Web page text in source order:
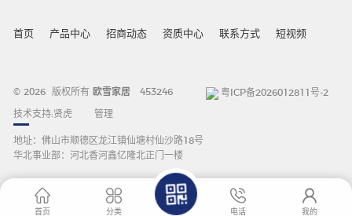
首页 产品中心 招商动态 资质中心 联系方式 短视频
© 2026 版权所有 欧雪家居 453246 粤ICP备2026012811号-2
技术支持:贤虎 管理
地址：佛山市顺德区龙江镇仙塘村仙沙路18号
华北事业部：河北香河鑫亿隆北正门一楼
首页 分类 电话 我的